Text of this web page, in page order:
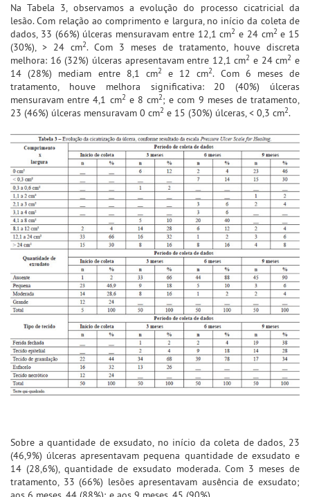
Na Tabela 3, observamos a evolução do processo cicatricial da
lesão. Com relação ao comprimento e largura, no início da coleta de
dados, 33 (66%) úlceras mensuravam entre 12,1 cm2 e 24 cm2 e 15
(30%), > 24 cm2. Com 3 meses de tratamento, houve discreta
melhora: 16 (32%) úlceras apresentavam entre 12,1 cm2 e 24 cm2 e
14 (28%) mediam entre 8,1 cm2 e 12 cm2. Com 6 meses de
tratamento, houve melhora significativa: 20 (40%) úlceras
mensuravam entre 4,1 cm2 e 8 cm2; e com 9 meses de tratamento,
23 (46%) úlceras mensuravam 0 cm2 e 15 (30%) úlceras, < 0,3 cm2.
Sobre a quantidade de exsudato, no início da coleta de dados, 23
(46,9%) úlceras apresentavam pequena quantidade de exsudato e
14 (28,6%), quantidade de exsudato moderada. Com 3 meses de
tratamento, 33 (66%) lesões apresentavam ausência de exsudato;